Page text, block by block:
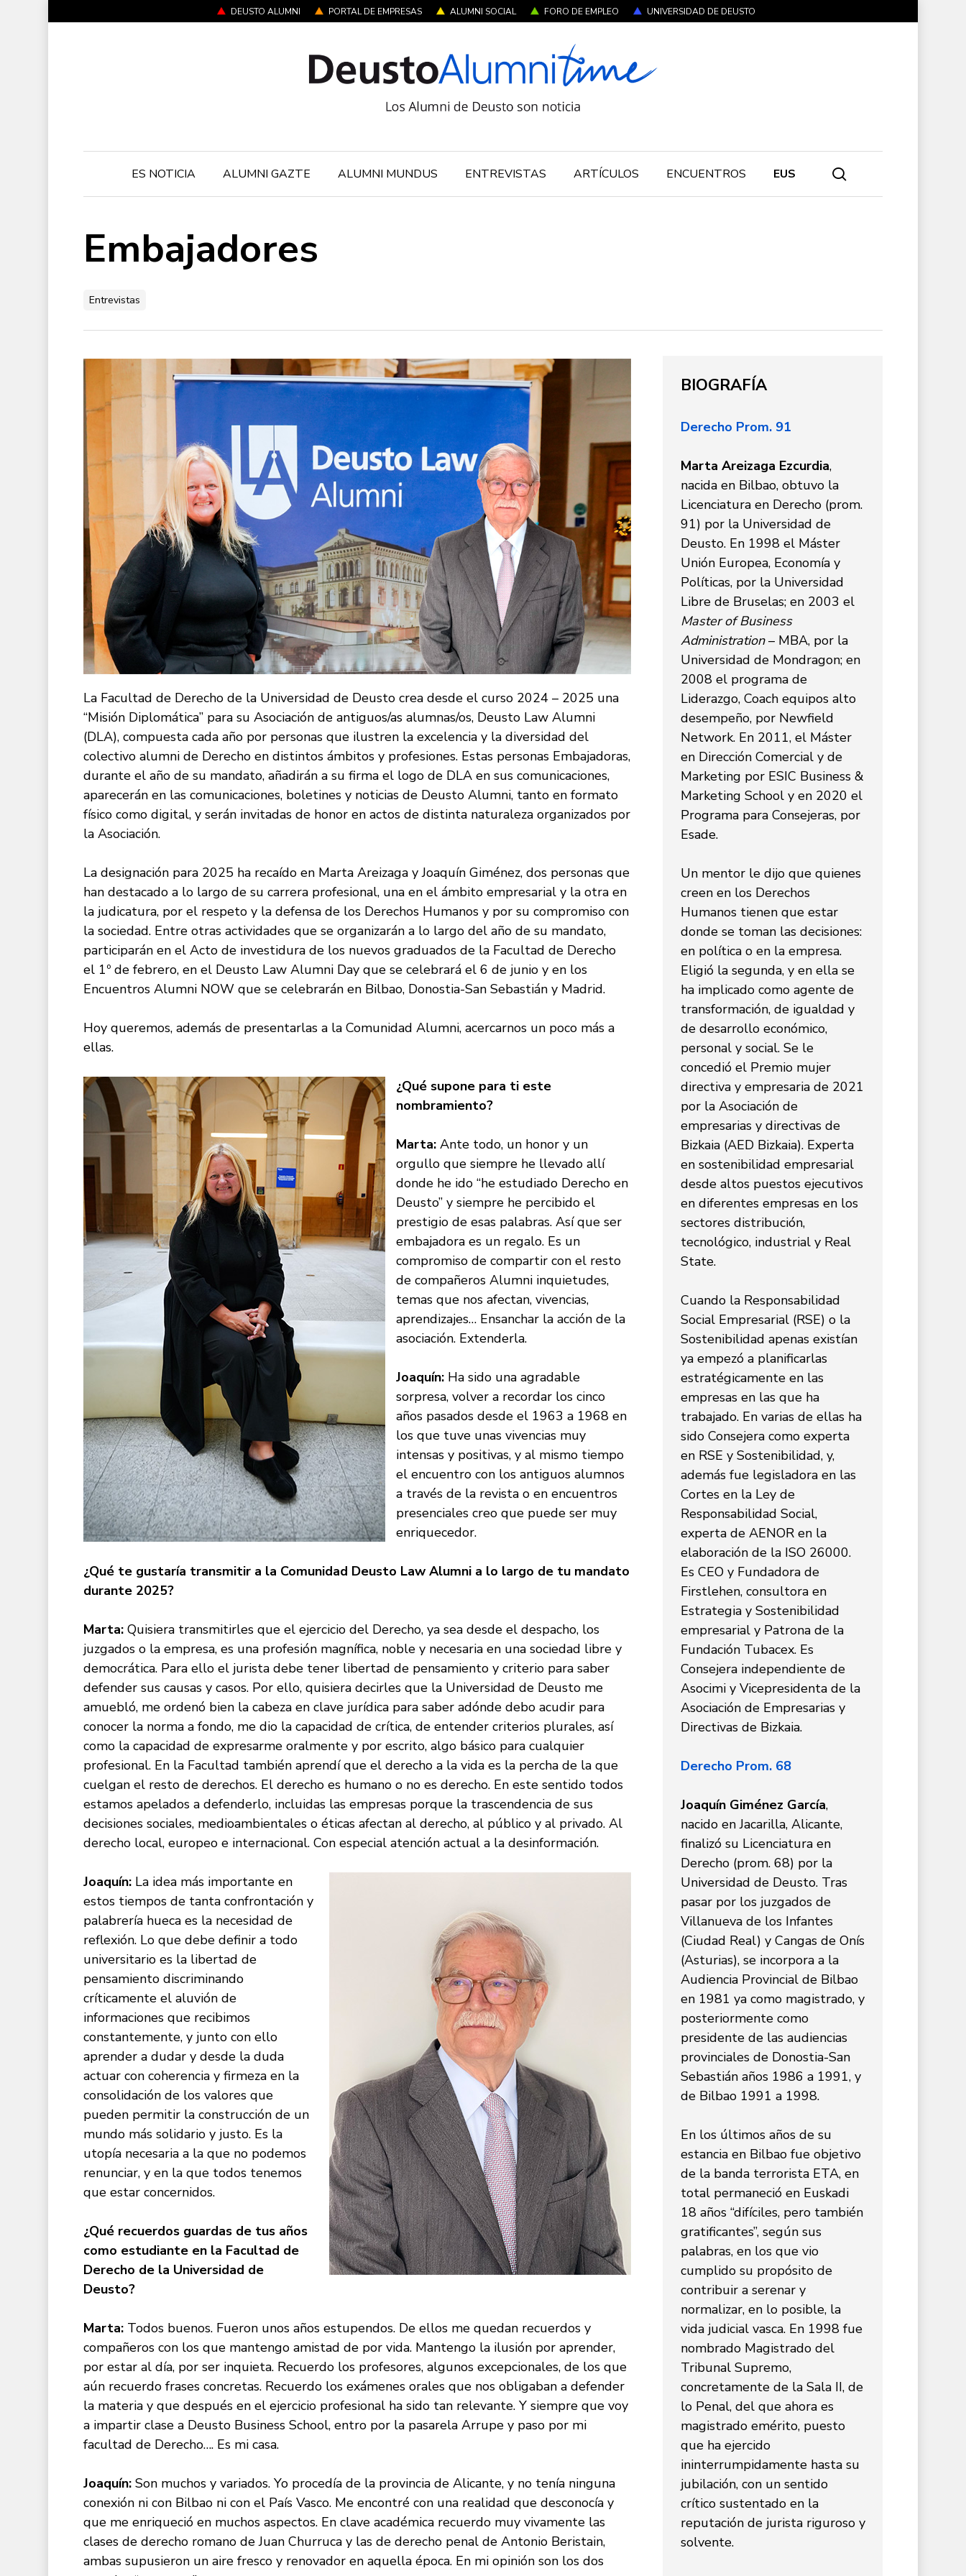
DEUSTO ALUMNI PORTAL DE EMPRESAS ALUMNI SOCIAL FORO DE EMPLEO UNIVERSIDAD DE DEUSTO
ES NOTICIA ALUMNI GAZTE ALUMNI MUNDUS ENTREVISTAS ARTÍCULOS ENCUENTROS EUS
Embajadores
Entrevistas
La Facultad de Derecho de la Universidad de Deusto crea desde el curso 2024 – 2025 una
“Misión Diplomática” para su Asociación de antiguos/as alumnas/os, Deusto Law Alumni
(DLA), compuesta cada año por personas que ilustren la excelencia y la diversidad del
colectivo alumni de Derecho en distintos ámbitos y profesiones. Estas personas Embajadoras,
durante el año de su mandato, añadirán a su firma el logo de DLA en sus comunicaciones,
aparecerán en las comunicaciones, boletines y noticias de Deusto Alumni, tanto en formato
físico como digital, y serán invitadas de honor en actos de distinta naturaleza organizados por
la Asociación.
La designación para 2025 ha recaído en Marta Areizaga y Joaquín Giménez, dos personas que
han destacado a lo largo de su carrera profesional, una en el ámbito empresarial y la otra en
la judicatura, por el respeto y la defensa de los Derechos Humanos y por su compromiso con
la sociedad. Entre otras actividades que se organizarán a lo largo del año de su mandato,
participarán en el Acto de investidura de los nuevos graduados de la Facultad de Derecho
el 1º de febrero, en el Deusto Law Alumni Day que se celebrará el 6 de junio y en los
Encuentros Alumni NOW que se celebrarán en Bilbao, Donostia-San Sebastián y Madrid.
Hoy queremos, además de presentarlas a la Comunidad Alumni, acercarnos un poco más a
ellas.
¿Qué supone para ti este
nombramiento?
Marta:Ante todo, un honor y un
orgullo que siempre he llevado allí
donde he ido “he estudiado Derecho en
Deusto” y siempre he percibido el
prestigio de esas palabras. Así que ser
embajadora es un regalo. Es un
compromiso de compartir con el resto
de compañeros Alumni inquietudes,
temas que nos afectan, vivencias,
aprendizajes… Ensanchar la acción de la
asociación. Extenderla.
Joaquín:Ha sido una agradable
sorpresa, volver a recordar los cinco
años pasados desde el 1963 a 1968 en
los que tuve unas vivencias muy
intensas y positivas, y al mismo tiempo
el encuentro con los antiguos alumnos
a través de la revista o en encuentros
presenciales creo que puede ser muy
enriquecedor.
¿Qué te gustaría transmitir a la Comunidad Deusto Law Alumni a lo largo de tu mandato
durante 2025?
Marta:Quisiera transmitirles que el ejercicio del Derecho, ya sea desde el despacho, los
juzgados o la empresa, es una profesión magnífica, noble y necesaria en una sociedad libre y
democrática. Para ello el jurista debe tener libertad de pensamiento y criterio para saber
defender sus causas y casos. Por ello, quisiera decirles que la Universidad de Deusto me
amuebló, me ordenó bien la cabeza en clave jurídica para saber adónde debo acudir para
conocer la norma a fondo, me dio la capacidad de crítica, de entender criterios plurales, así
como la capacidad de expresarme oralmente y por escrito, algo básico para cualquier
profesional. En la Facultad también aprendí que el derecho a la vida es la percha de la que
cuelgan el resto de derechos. El derecho es humano o no es derecho. En este sentido todos
estamos apelados a defenderlo, incluidas las empresas porque la trascendencia de sus
decisiones sociales, medioambientales o éticas afectan al derecho, al público y al privado. Al
derecho local, europeo e internacional. Con especial atención actual a la desinformación.
Joaquín:La idea más importante en
estos tiempos de tanta confrontación y
palabrería hueca es la necesidad de
reflexión. Lo que debe definir a todo
universitario es la libertad de
pensamiento discriminando
críticamente el aluvión de
informaciones que recibimos
constantemente, y junto con ello
aprender a dudar y desde la duda
actuar con coherencia y firmeza en la
consolidación de los valores que
pueden permitir la construcción de un
mundo más solidario y justo. Es la
utopía necesaria a la que no podemos
renunciar, y en la que todos tenemos
que estar concernidos.
¿Qué recuerdos guardas de tus años
como estudiante en la Facultad de
Derecho de la Universidad de
Deusto?
Marta:Todos buenos. Fueron unos años estupendos. De ellos me quedan recuerdos y
compañeros con los que mantengo amistad de por vida. Mantengo la ilusión por aprender,
por estar al día, por ser inquieta. Recuerdo los profesores, algunos excepcionales, de los que
aún recuerdo frases concretas. Recuerdo los exámenes orales que nos obligaban a defender
la materia y que después en el ejercicio profesional ha sido tan relevante. Y siempre que voy
a impartir clase a Deusto Business School, entro por la pasarela Arrupe y paso por mi
facultad de Derecho…. Es mi casa.
Joaquín:Son muchos y variados. Yo procedía de la provincia de Alicante, y no tenía ninguna
conexión ni con Bilbao ni con el País Vasco. Me encontré con una realidad que desconocía y
que me enriqueció en muchos aspectos. En clave académica recuerdo muy vivamente las
clases de derecho romano de Juan Churruca y las de derecho penal de Antonio Beristain,
ambas supusieron un aire fresco y renovador en aquella época. En mi opinión son los dos
BIOGRAFÍA
Derecho Prom. 91
Marta Areizaga Ezcurdia,
nacida en Bilbao, obtuvo la
Licenciatura en Derecho (prom.
91) por la Universidad de
Deusto. En 1998 el Máster
Unión Europea, Economía y
Políticas, por la Universidad
Libre de Bruselas; en 2003 el
Master of Business
Administration– MBA, por la
Universidad de Mondragon; en
2008 el programa de
Liderazgo, Coach equipos alto
desempeño, por Newfield
Network. En 2011, el Máster
en Dirección Comercial y de
Marketing por ESIC Business &
Marketing School y en 2020 el
Programa para Consejeras, por
Esade.
Un mentor le dijo que quienes
creen en los Derechos
Humanos tienen que estar
donde se toman las decisiones:
en política o en la empresa.
Eligió la segunda, y en ella se
ha implicado como agente de
transformación, de igualdad y
de desarrollo económico,
personal y social. Se le
concedió el Premio mujer
directiva y empresaria de 2021
por la Asociación de
empresarias y directivas de
Bizkaia (AED Bizkaia). Experta
en sostenibilidad empresarial
desde altos puestos ejecutivos
en diferentes empresas en los
sectores distribución,
tecnológico, industrial y Real
State.
Cuando la Responsabilidad
Social Empresarial (RSE) o la
Sostenibilidad apenas existían
ya empezó a planificarlas
estratégicamente en las
empresas en las que ha
trabajado. En varias de ellas ha
sido Consejera como experta
en RSE y Sostenibilidad, y,
además fue legisladora en las
Cortes en la Ley de
Responsabilidad Social,
experta de AENOR en la
elaboración de la ISO 26000.
Es CEO y Fundadora de
Firstlehen, consultora en
Estrategia y Sostenibilidad
empresarial y Patrona de la
Fundación Tubacex. Es
Consejera independiente de
Asocimi y Vicepresidenta de la
Asociación de Empresarias y
Directivas de Bizkaia.
Derecho Prom. 68
Joaquín Giménez García,
nacido en Jacarilla, Alicante,
finalizó su Licenciatura en
Derecho (prom. 68) por la
Universidad de Deusto. Tras
pasar por los juzgados de
Villanueva de los Infantes
(Ciudad Real) y Cangas de Onís
(Asturias), se incorpora a la
Audiencia Provincial de Bilbao
en 1981 ya como magistrado, y
posteriormente como
presidente de las audiencias
provinciales de Donostia-San
Sebastián años 1986 a 1991, y
de Bilbao 1991 a 1998.
En los últimos años de su
estancia en Bilbao fue objetivo
de la banda terrorista ETA, en
total permaneció en Euskadi
18 años “difíciles, pero también
gratificantes”, según sus
palabras, en los que vio
cumplido su propósito de
contribuir a serenar y
normalizar, en lo posible, la
vida judicial vasca. En 1998 fue
nombrado Magistrado del
Tribunal Supremo,
concretamente de la Sala II, de
lo Penal, del que ahora es
magistrado emérito, puesto
que ha ejercido
ininterrumpidamente hasta su
jubilación, con un sentido
crítico sustentado en la
reputación de jurista riguroso y
solvente.